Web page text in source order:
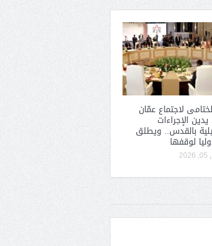
لاجتماع عمّان
يدين الإجراءات
بالقدس.. ويطلق
لوقفها